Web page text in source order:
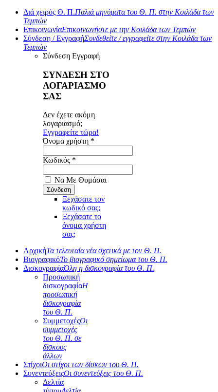
Διά χειρός Θ. Π.Παλιά μηνύματα του Θ. Π. στην Κοιλάδα των
Τεμπών
ΕπικοινωνίαΕπικοινωνήστε με την Κοιλάδα των Τεμπών
Σύνδεση / ΕγγραφήΣυνδεθείτε / εγγραφείτε στην Κοιλάδα των
Τεμπών
Σύνδεση Εγγραφή
ΣΥΝΔΕΣΗ ΣΤΟ
ΛΟΓΑΡΙΑΣΜΟ
ΣΑΣ
Δεν έχετε ακόμη
λογαριασμό;
Εγγραφείτε τώρα!
Όνομα χρήστη *
Κωδικός *
Να Με Θυμάσαι
Ξεχάσατε τον
κωδικό σας;
Ξεχάσατε το
όνομα χρήστη
σας;
ΑρχικήΤα τελευταία νέα σχετικά με τον Θ. Π.
ΒιογραφικόΤο βιογραφικό σημείωμα του Θ. Π.
ΔισκογραφίαΌλη η δισκογραφία του Θ. Π.
Προσωπική
δισκογραφίαΗ
προσωπική
δισκογραφία
του Θ. Π.
ΣυμμετοχέςΟι
συμμετοχές
του Θ. Π. σε
δίσκους
άλλων
ΣτίχοιΟι στίχοι των δίσκων του Θ. Π.
ΣυνεντεύξειςΟι συνεντεύξεις του Θ. Π.
Δελτία